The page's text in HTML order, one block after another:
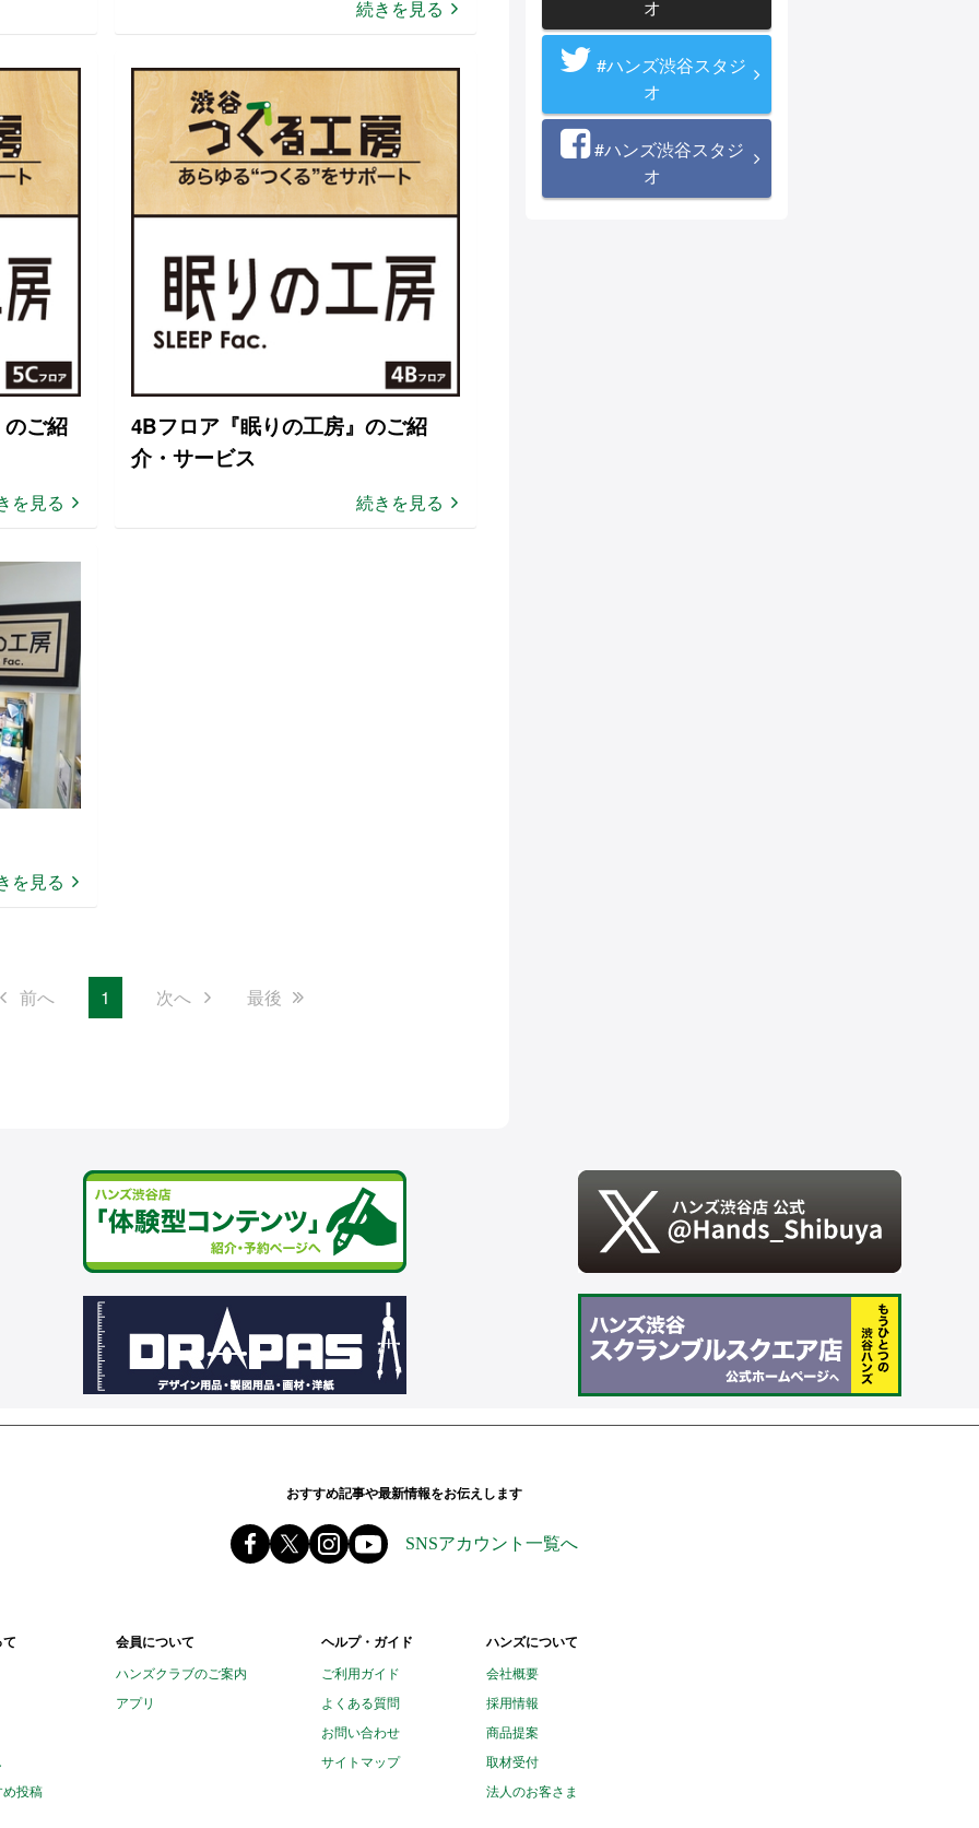
続きを見る
ご紹
を見る
4Bフロア『眠りの工房』のご紹
介・サービス
続きを見る
を見る
前へ 1 次へ 最後
オ
#ハンズ渋谷スタジ
オ
#ハンズ渋谷スタジ
オ
おすすめ記事や最新情報をお伝えします
Facebook ハンズ公式ファンページ
X(旧 twitter) @Hands_official_
instagram @tokyuhandsinc
youtube
SNSアカウント一覧へ
て
め投稿
会員について
ハンズクラブのご案内
アプリ
ヘルプ・ガイド
ご利用ガイド
よくある質問
お問い合わせ
サイトマップ
ハンズについて
会社概要
採用情報
商品提案
取材受付
法人のお客さま